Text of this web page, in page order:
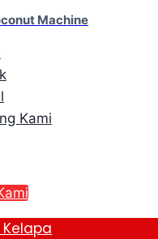
Machine
Kami